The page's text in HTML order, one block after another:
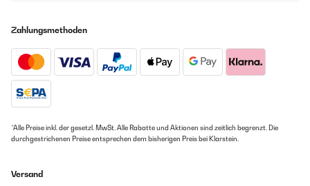
Zahlungsmethoden
*Alle Preise inkl. der gesetzl. MwSt. Alle Rabatte und Aktionen sind zeitlich begrenzt. Die
durchgestrichenen Preise entsprechen dem bisherigen Preis bei Klarstein.
Versand